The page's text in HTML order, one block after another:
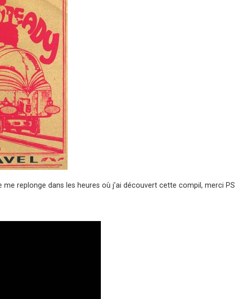
replonge dans les heures où j’ai découvert cette compil, merci PS.